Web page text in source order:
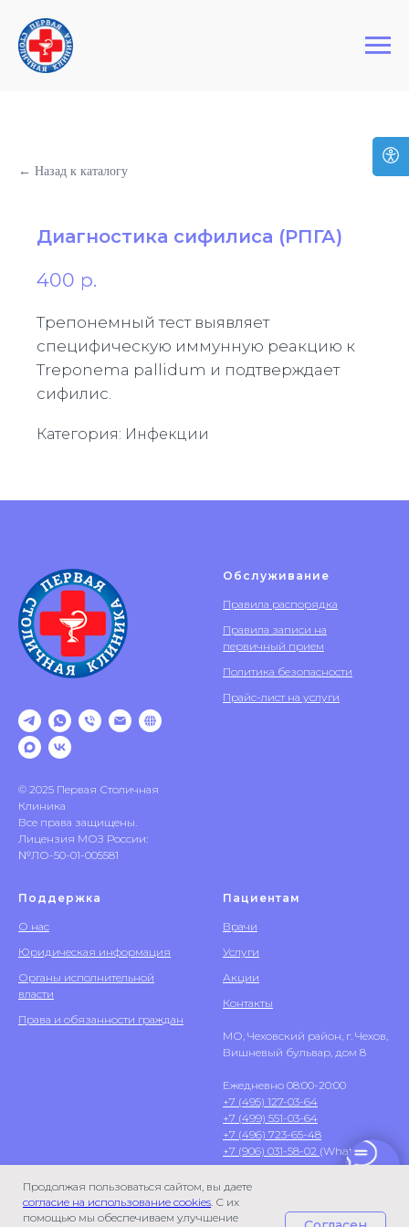
Первая Столичная Клиника
Продолжая пользоваться сайтом, вы даете
согласие на использование cookies. С их
помощью мы обеспечиваем улучшение
← Назад к каталогу
Диагностика сифилиса (РПГА)
400 р.
Трепонемный тест выявляет
специфическую иммунную реакцию к
Treponema pallidum и подтверждает
сифилис.
Категория: Инфекции
© 2025 Первая Столичная
Клиника
Все права защищены.
Лицензия МОЗ России:
№ЛО-50-01-005581
Обслуживание
Правила распорядка
Правила записи на
первичный прием
Политика безопасности
Прайс-лист на услуги
Поддержка
О нас
Юридическая информация
Органы исполнительной
власти
Права и обязанности граждан
Пациентам
Врачи
Услуги
Акции
Контакты
МО, Чеховский район, г. Чехов,
Вишневый бульвар, дом 8
Ежедневно 08:00-20:00
+7 (495) 127-03-64
+7 (499) 551-03-64
+7 (496) 723-65-48
+7 (906) 031-58-02 (WhatsApp)